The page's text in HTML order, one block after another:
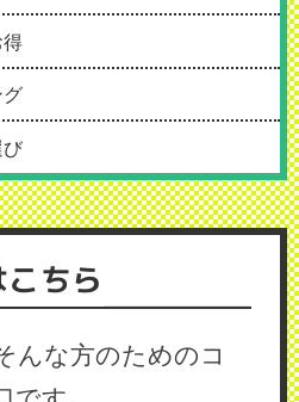
ちら
んな方のためのコ